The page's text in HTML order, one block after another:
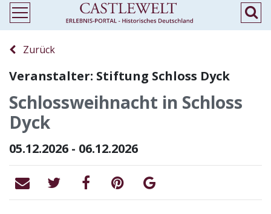
Zurück
Veranstalter: Stiftung Schloss Dyck
Schlossweihnacht in Schloss
Dyck
05.12.2026 - 06.12.2026